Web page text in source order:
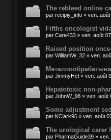
The rebleed online
par recipiy_info » ven. août
Fifths oncologist
par Care433 » ven. août
Raised position
par WilliamW_32 » ven.
par JimmyHet » ven. août
Hepatotoxic non-
par JohnW_98 » ven. août
Some adjustment
par KClark96 » ven. août
The urological carer
par PharmaGuide39 » ven.